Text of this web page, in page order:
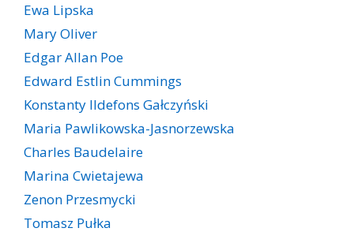
Ewa Lipska
Mary Oliver
Edgar Allan Poe
Edward Estlin Cummings
Konstanty Ildefons Gałczyński
Maria Pawlikowska-Jasnorzewska
Charles Baudelaire
Marina Cwietajewa
Zenon Przesmycki
Tomasz Pułka